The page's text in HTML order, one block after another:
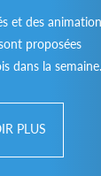
et des
proposées
dans la semaine.
PLUS